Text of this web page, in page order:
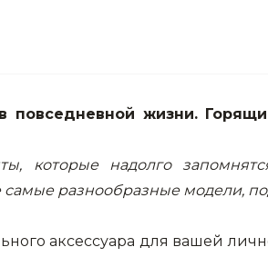
повседневной жизни.
которые надолго
разнообразные модели,
аксессуара для вашей